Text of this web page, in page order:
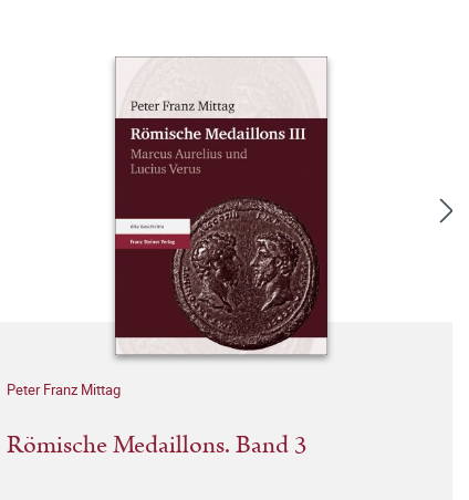
Peter Franz Mittag
Römische Medaillons. Band 3